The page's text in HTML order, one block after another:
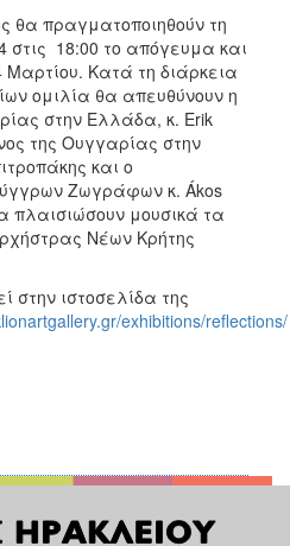
θα πραγματοποιηθούν τη
στις 18:00 το απόγευμα και
Μαρτίου. Κατά τη διάρκεια
ομιλία θα απευθύνουν η
στην Ελλάδα, κ. Erik
της Ουγγαρίας στην
και ο
Ζωγράφων κ. Ákos
πλαισιώσουν μουσικά τα
Νέων Κρήτης
στην ιστοσελίδα της
exhibitions/reflections/